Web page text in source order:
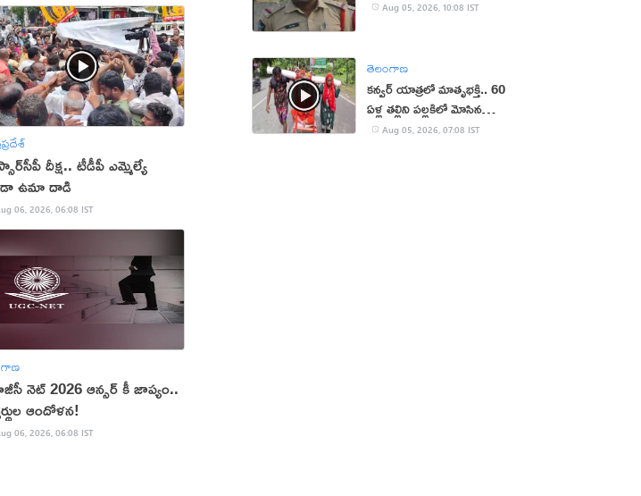
దీక్ష.. టీడీపీ ఎమ్మెల్యే
ఉమా దాడి
06, 2026, 06:08 IST
నెట్ 2026 ఆన్సర్ కీ జాప్యం..
ఆందోళన!
06, 2026, 06:08 IST
Aug 05, 2026, 10:08 IST
తెలంగాణ
కన్వర్ యాత్రలో మాతృభక్తి.. 60
ఏళ్ల తల్లిని పల్లకిలో మోసిన
కొడుకు, కోడలు!
Aug 05, 2026, 07:08 IST